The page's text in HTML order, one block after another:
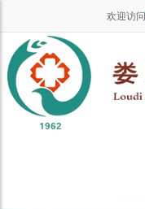
欢迎访问